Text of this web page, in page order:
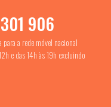
906
a rede móvel nacional
e das 14h às 19h excluindo